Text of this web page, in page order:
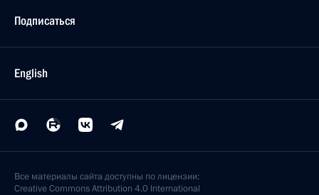
Подписаться
English
Все материалы сайта доступны по лицензии:
Creative Commons Attribution 4.0 International